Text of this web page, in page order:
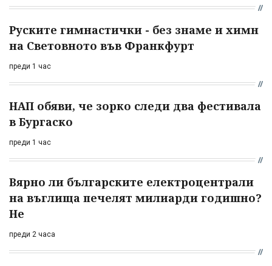
Руските гимнастички - без знаме и химн
на Световното във Франкфурт
преди 1 час
НАП обяви, че зорко следи два фестивала
в Бургаско
преди 1 час
Вярно ли българските електроцентрали
на въглища печелят милиарди годишно?
Не
преди 2 часа